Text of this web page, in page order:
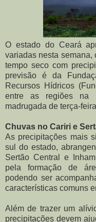
O estado do Ceará
variadas nesta semana,
tempo seco com
previsão é da
Recursos Hídricos
entre as regiões na
madrugada de terça-
Chuvas no Cariri e
As precipitações mais
sul do estado,
Sertão Central e
pela formação de
podendo ser
características comuns
Além de trazer um
precipitações devem